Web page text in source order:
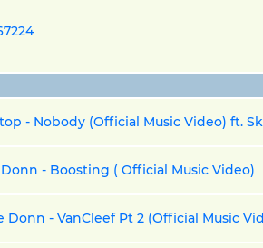
- Nobody (Official Music Video) ft.
Donn - Boosting ( Official Music Video)
Donn - VanCleef Pt 2 (Official Music